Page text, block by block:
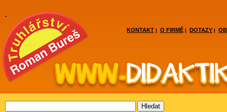
KONTAKT | O FIRMĚ | DOTAZY |